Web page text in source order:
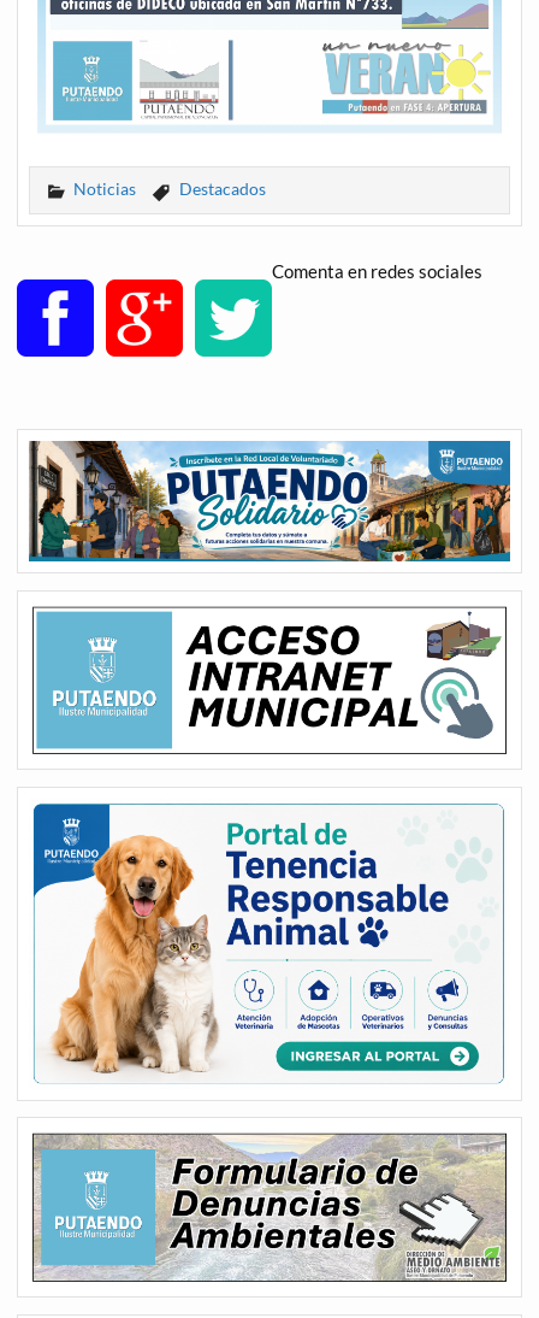
Noticias Destacados
Comenta en redes sociales